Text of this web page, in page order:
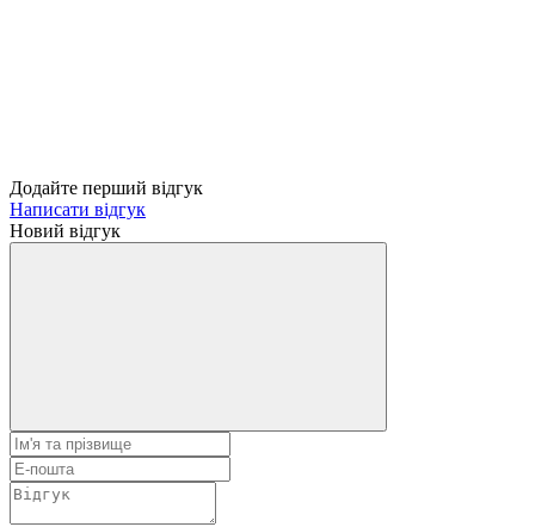
Додайте перший відгук
Написати відгук
Новий відгук